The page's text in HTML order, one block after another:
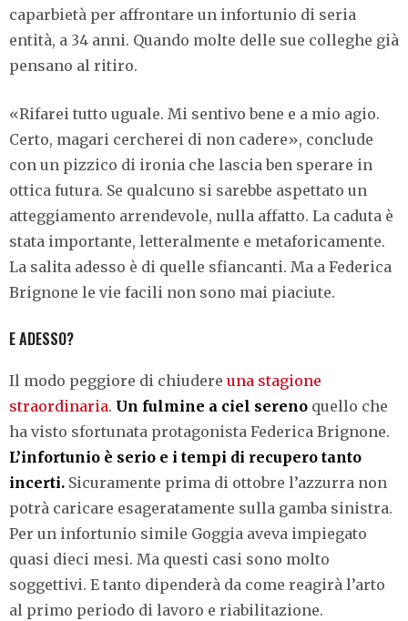
caparbietà per affrontare un infortunio di seria
entità, a 34 anni. Quando molte delle sue colleghe già
pensano al ritiro.
«Rifarei tutto uguale. Mi sentivo bene e a mio agio.
Certo, magari cercherei di non cadere», conclude
con un pizzico di ironia che lascia ben sperare in
ottica futura. Se qualcuno si sarebbe aspettato un
atteggiamento arrendevole, nulla affatto. La caduta è
stata importante, letteralmente e metaforicamente.
La salita adesso è di quelle sfiancanti. Ma a Federica
Brignone le vie facili non sono mai piaciute.
E ADESSO?
Il modo peggiore di chiudere una stagione
straordinaria. Un fulmine a ciel sereno quello che
ha visto sfortunata protagonista Federica Brignone.
L’infortunio è serio e i tempi di recupero tanto
incerti. Sicuramente prima di ottobre l’azzurra non
potrà caricare esageratamente sulla gamba sinistra.
Per un infortunio simile Goggia aveva impiegato
quasi dieci mesi. Ma questi casi sono molto
soggettivi. E tanto dipenderà da come reagirà l’arto
al primo periodo di lavoro e riabilitazione.